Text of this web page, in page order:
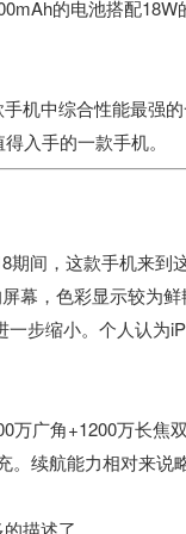
的电池搭配
机中综合性能最强
入手的一款手机。
间，这款手机来到
幕，色彩显示较为
步缩小。个人认为
广角+1200万长焦
续航能力相对来说
描述了。